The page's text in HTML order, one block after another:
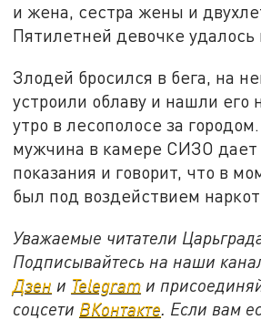
и жена, сестра жены и
Пятилетней девочке
Злодей бросился в бега, на
устроили облаву и нашли
утро в лесополосе за
мужчина в камере СИЗО дает
показания и говорит, что в
был под воздействием
Уважаемые читатели
Подписывайтесь на наши
Дзен и Telegram и
соцсети ВКонтакте . Если вам